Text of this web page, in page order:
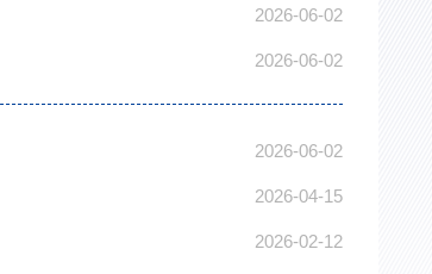
2026-06-02
2026-06-02
2026-06-02
2026-04-15
2026-02-12